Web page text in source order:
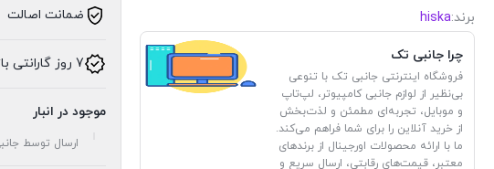
برند:hiska
چرا جانبی تک
فروشگاه اینترنتی جانبی تک با تنوعی
بی‌نظیر از لوازم جانبی کامپیوتر، لپ‌تاپ
و موبایل، تجربه‌ای مطمئن و لذت‌بخش
از خرید آنلاین را برای شما فراهم می‌کند.
ما با ارائه محصولات اورجینال از برندهای
معتبر، قیمت‌های رقابتی، ارسال سریع و
ضمانت اصالت
7 روز گارانتی بازگشت وجه
موجود در انبار
ارسال توسط